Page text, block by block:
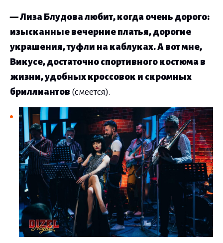
— Лиза Блудова любит, когда очень дорого:
изысканные вечерние платья, дорогие
украшения, туфли на каблуках. А вот мне,
Викусе, достаточно спортивного костюма в
жизни, удобных кроссовок и скромных
бриллиантов (смеется).